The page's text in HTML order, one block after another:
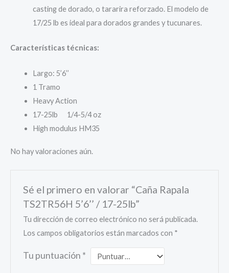
casting de dorado, o tararira reforzado. El modelo de
17/25 lb es ideal para dorados grandes y tucunares.
Características técnicas:
Largo: 5’6’’
1 Tramo
Heavy Action
17-25lb 1/4-5/4 oz
High modulus HM35
No hay valoraciones aún.
Sé el primero en valorar “Caña Rapala
TS2TR56H 5’6’’ / 17-25lb”
Tu dirección de correo electrónico no será publicada.
Los campos obligatorios están marcados con *
Tu puntuación *